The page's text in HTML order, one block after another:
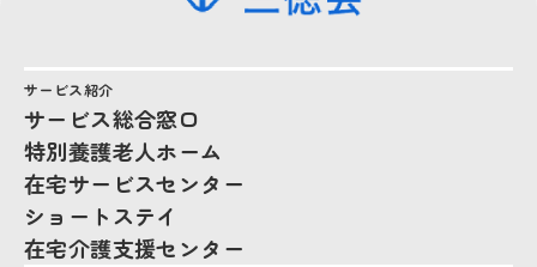
サービス紹介
サービス総合窓口
特別養護老人ホーム
在宅サービスセンター
ショートステイ
在宅介護支援センター